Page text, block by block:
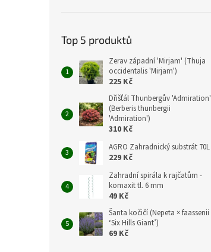
Top 5 produktů
Zerav západní 'Mirjam' (Thuja
occidentalis 'Mirjam')
225 Kč
Dřišťál Thunbergův 'Admiration'
(Berberis thunbergii
'Admiration')
310 Kč
AGRO Zahradnický substrát 70L
229 Kč
Zahradní spirála k rajčatům -
komaxit tl. 6 mm
49 Kč
Šanta kočičí (Nepeta × faassenii
‘Six Hills Giant’)
69 Kč